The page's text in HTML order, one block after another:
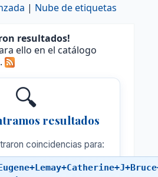
Nube de etiquetas
resultados!
ello en el catálogo
🔍
resultados
coincidencias para: